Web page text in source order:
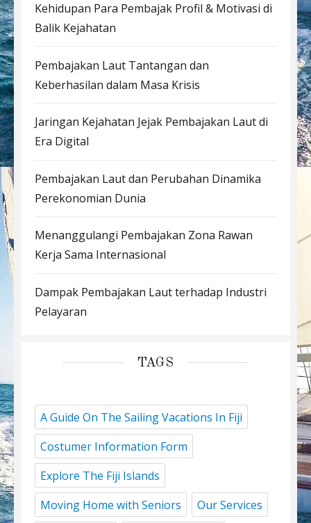
Kehidupan Para Pembajak Profil & Motivasi di
Balik Kejahatan
Pembajakan Laut Tantangan dan
Keberhasilan dalam Masa Krisis
Jaringan Kejahatan Jejak Pembajakan Laut di
Era Digital
Pembajakan Laut dan Perubahan Dinamika
Perekonomian Dunia
Menanggulangi Pembajakan Zona Rawan
Kerja Sama Internasional
Dampak Pembajakan Laut terhadap Industri
Pelayaran
TAGS
A Guide On The Sailing Vacations In Fiji
Costumer Information Form
Explore The Fiji Islands
Moving Home with Seniors
Our Services